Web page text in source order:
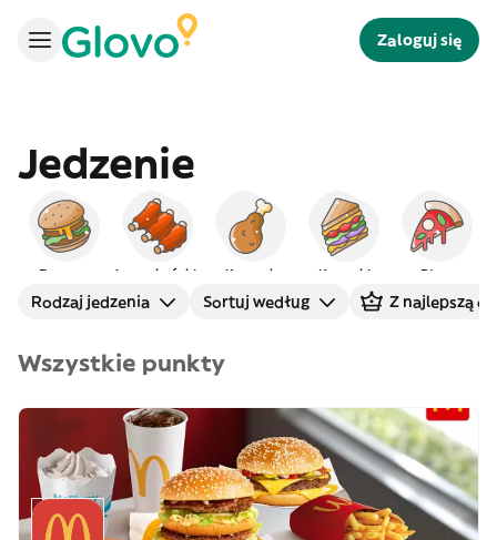
Zaloguj się
Jedzenie
Burgery Amerykańskie Kurczak Kanapki Pizza
Rodzaj jedzenia Sortuj według Z najlepszą
Wszystkie punkty